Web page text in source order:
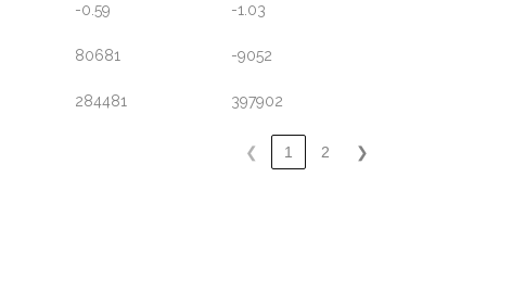
-0.59 -1.03
80681 -9052
284481 397902
❮ 1 2 ❯